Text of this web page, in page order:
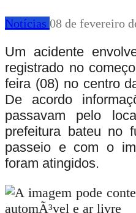
Notícias 08 de fevereiro
Um acidente
registrado no
feira (08) no centro
De acordo
passavam pelo
prefeitura bateu no
passeio e com o
foram atingidos.